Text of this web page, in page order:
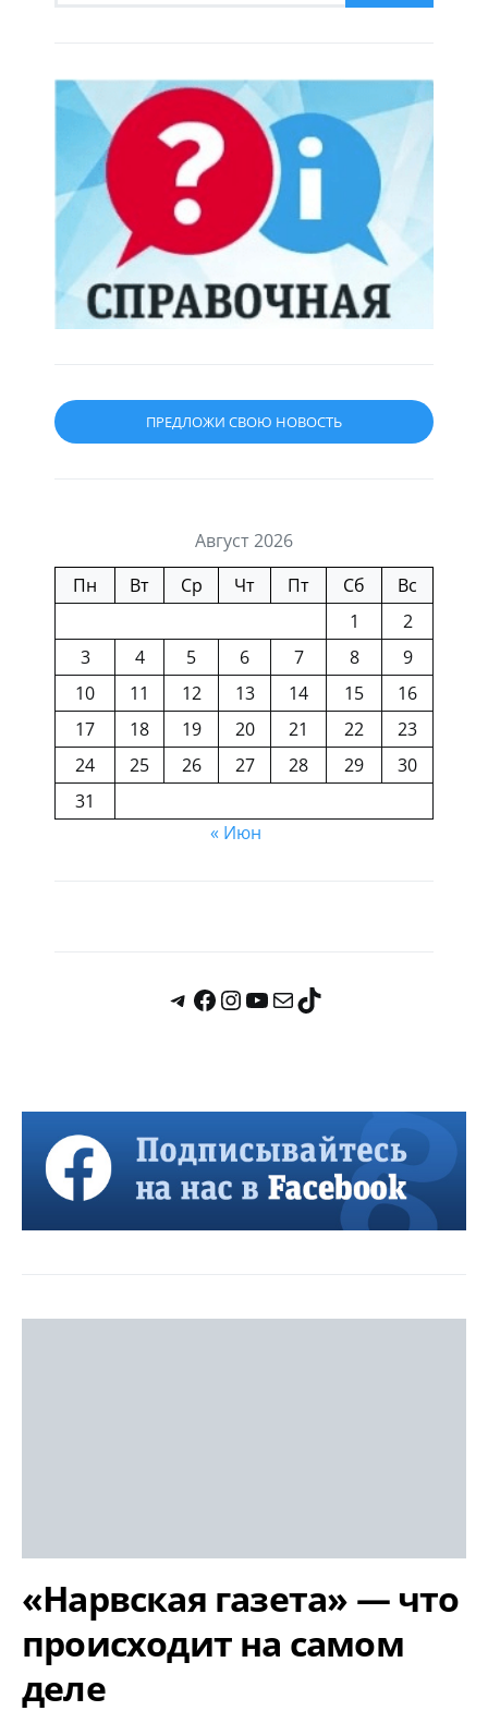
ПРЕДЛОЖИ СВОЮ НОВОСТЬ
Август 2026
Пн
Вт Ср Чт Пт Сб
Вс
1
2
3
4 5 6 7 8
9
10
11 12 13 14 15
16
17
18 19 20 21 22
23
24
25 26 27 28 29
30
31
« Июн
«Нарвская газета» — что
происходит на самом
деле